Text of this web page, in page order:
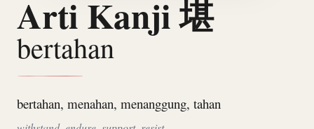
Arti Kanji 堪
bertahan
bertahan, menahan, menanggung, tahan